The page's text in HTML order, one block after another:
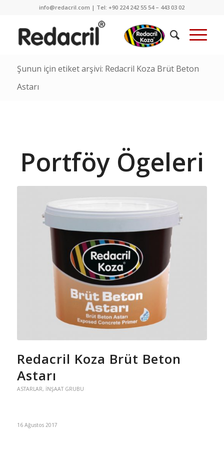
info@redacril.com | Tel: +90 224 242 55 54 – 443 03 02
Şunun için etiket arşivi: Redacril Koza Brüt Beton
Astarı
Portföy Ögeleri
Redacril Koza Brüt Beton
Astarı
ASTARLAR, İNŞAAT GRUBU
16 Ağustos 2017